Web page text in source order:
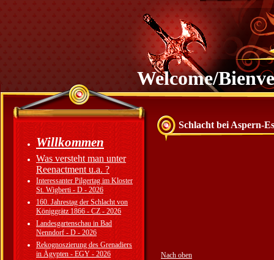
Welcome/
Willkommen
Was versteht man unter
Reenactment u.a. ?
Interessanter Pilgertag im Kloster
St. Wigberti - D - 2026
160. Jahrestag der Schlacht von
Königgrätz 1866 - CZ - 2026
Landesgartenschau in Bad
Nenndorf - D - 2026
Rekognoszierung des Grenadiers
in Ägypten - EGY - 2026
Schlacht bei Aspern-
Nach oben